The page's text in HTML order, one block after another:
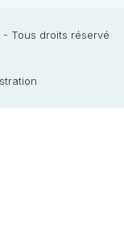
- Tous droits réservé